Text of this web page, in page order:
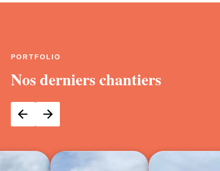
PORTFOLIO
Nos derniers chantiers